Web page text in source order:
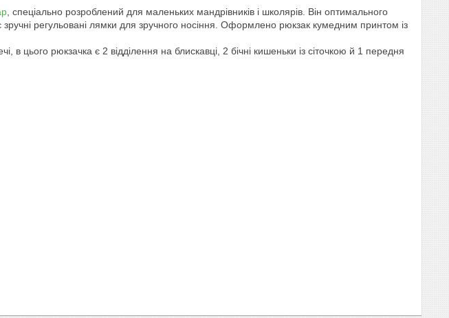
, спеціально розроблений для маленьких мандрівників і школярів. Він оптимального
регульовані лямки для зручного носіння. Оформлено рюкзак кумедним принтом із
в цього рюкзачка є 2 відділення на блискавці, 2 бічні кишеньки із сіточкою й 1 передня